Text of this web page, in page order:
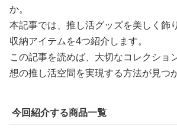
か。
本記事では、推し活グッズを美しく飾
収納アイテムを4つ紹介します。
この記事を読めば、大切なコレクショ
想の推し活空間を実現する方法が見つ
今回紹介する商品一覧